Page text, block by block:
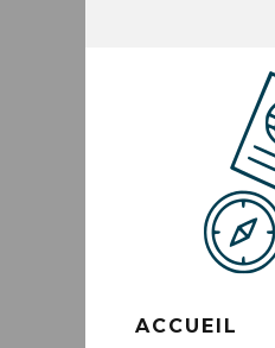
ACCUEIL